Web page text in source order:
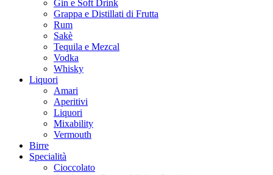
Gin e Soft Drink
Grappa e Distillati di Frutta
Rum
Sakè
Tequila e Mezcal
Vodka
Whisky
Liquori
Amari
Aperitivi
Liquori
Mixability
Vermouth
Birre
Specialità
Cioccolato